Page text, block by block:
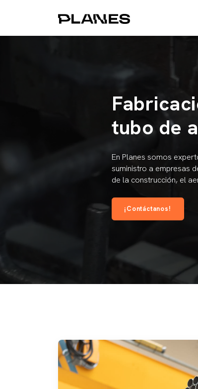
tubo de
En Planes somos
suministro a empresas
de la construcción, el
¡Contáctanos!